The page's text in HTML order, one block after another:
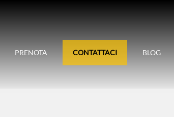
PRENOTA CONTATTACI BLOG